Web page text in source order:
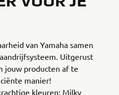
van Yamaha samen
Uitgerust
jouw producten af te
manier!
kleuren: Milky